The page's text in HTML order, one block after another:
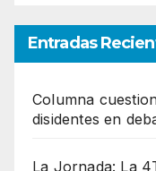
Entradas
Columna
disidentes en
La Jornada: La